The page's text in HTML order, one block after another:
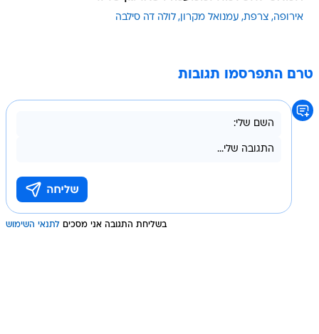
אירופה צרפת עמנואל מקרון לולה דה סילבה
טרם התפרסמו תגובות
בשליחת התגובה אני מסכים לתנאי השימוש